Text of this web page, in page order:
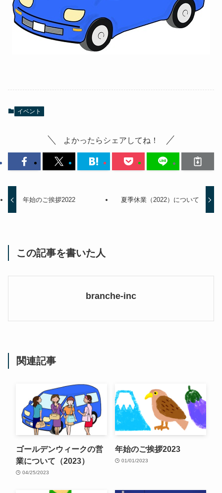
イベント
よかったらシェアしてね！
年始のご挨拶2022 夏季休業（2022）について
この記事を書いた人
branche-inc
関連記事
ゴールデンウィークの営
業について（2023）
04/25/2023
年始のご挨拶2023
01/01/2023